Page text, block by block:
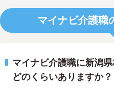
マイナビ介護職
マイナビ介護職に新潟
どのくらいありますか？